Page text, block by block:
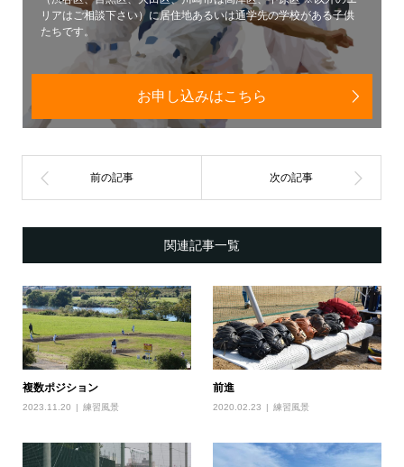
リアはご相談下さい）に居住地あるいは通学先の学校がある子供
たちです。
お申し込みはこちら
関連記事一覧
複数ポジション
2023.11.20 練習風景
前進
2020.02.23 練習風景